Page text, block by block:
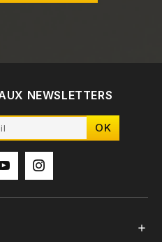
NEWSLETTERS
